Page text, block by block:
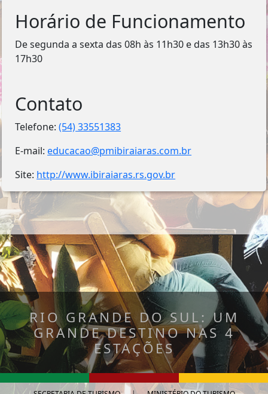
Horário de Funcionamento
De segunda a sexta das 08h às 11h30 e das 13h30 às
17h30
Contato
Telefone:(54) 33551383
E-mail:educacao@pmibiraiaras.com.br
Site: http://www.ibiraiaras.rs.gov.br
RIO GRANDE DO SUL: UM
GRANDE DESTINO NAS 4
ESTAÇÕES